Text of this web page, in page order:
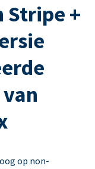
Stripe +
op non-